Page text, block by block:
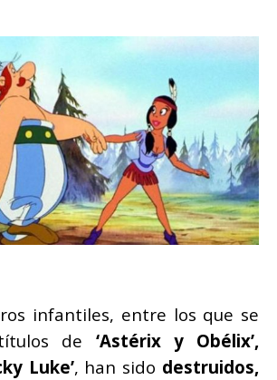
infantiles, entre los que se
de ‘Astérix y Obélix’,
Luke’, han sido destruidos,